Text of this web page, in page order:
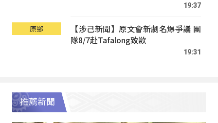
19:37
原鄉
【涉己新聞】原文會新劇名爆爭議 團
隊8/7赴Tafalong致歉
19:31
推薦新聞